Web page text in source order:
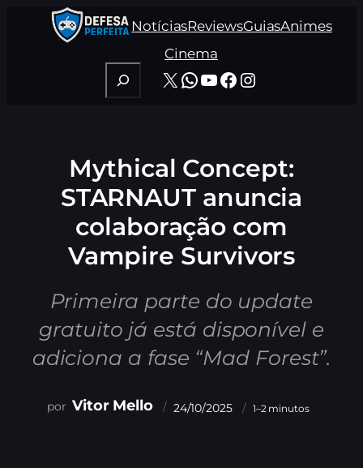
NotíciasReviewsGuiasAnimes
Cinema
Pesquisar
X WhatsApp
Youtube
Facebook
Instagram
Mythical Concept:
STARNAUT anuncia
colaboração com
Vampire Survivors
Primeira parte do update
gratuito já está disponível e
adiciona a fase “Mad Forest”.
Vitor Mello 24/10/2025 1–2 minutos